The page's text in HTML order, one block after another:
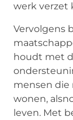
werk verzet
Vervolgens
houdt met
mensen
wonen,
leven. Met